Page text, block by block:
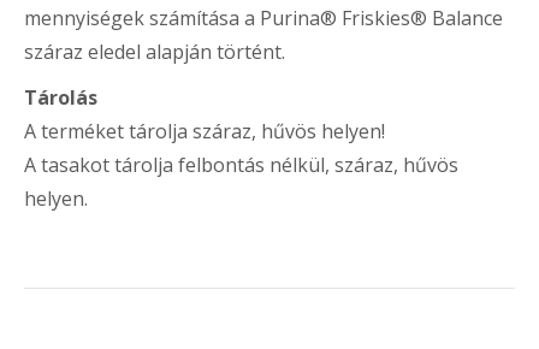
mennyiségek számítása a Purina® Friskies® Balance
száraz eledel alapján történt.
Tárolás
A terméket tárolja száraz, hűvös helyen!
A tasakot tárolja felbontás nélkül, száraz, hűvös
helyen.